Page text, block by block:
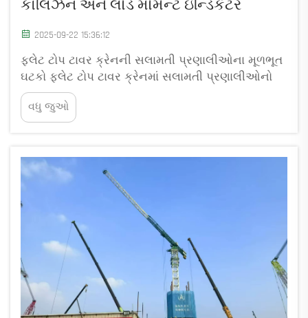
કૉલિઝન અને લોડ મોમેન્ટ ઇન્ડિકેટર
2025-09-22 15:36:12
ફ્લેટ ટોપ ટાવર ક્રેનની સલામતી પ્રણાલીઓના મૂળભૂત
ઘટકો ફ્લેટ ટોપ ટાવર ક્રેનમાં સલામતી પ્રણાલીઓનો
વિકાસ ફ્લેટ ટોપ ટાવર ક્રેન માટેની સલામતી
પ્રણાલીઓએ ત્યારના દિવસોથી લંબો લંબો સુધી પ્રવાસ
કર્યો છે જ્યારે બધું ઓપરેટર્સ જોઈ શકે છે અને તેઓ શું
વધુ જુઓ